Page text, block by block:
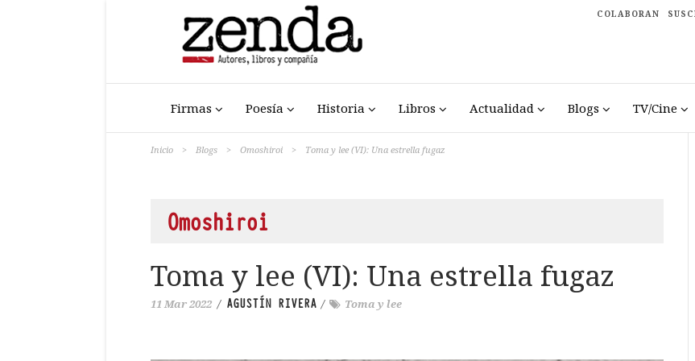
COLABORAN
Firmas Poesía Historia Libros Actualidad Blogs TV/Cine
Inicio > Blogs > Omoshiroi > Toma y lee (VI): Una estrella fugaz
Omoshiroi
Toma y lee (VI): Una estrella fugaz
11 Mar 2022 / AGUSTÍN RIVERA / Toma y lee